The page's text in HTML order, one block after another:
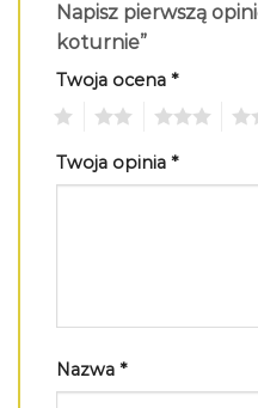
Napisz pierwszą
koturnie”
Twoja ocena *
Twoja opinia *
Nazwa *